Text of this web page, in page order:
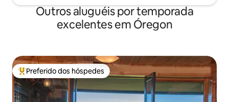
Outros aluguéis por temporada
excelentes em Óregon
Entre os melhores preferidos dos hóspedes
Preferido dos hóspedes